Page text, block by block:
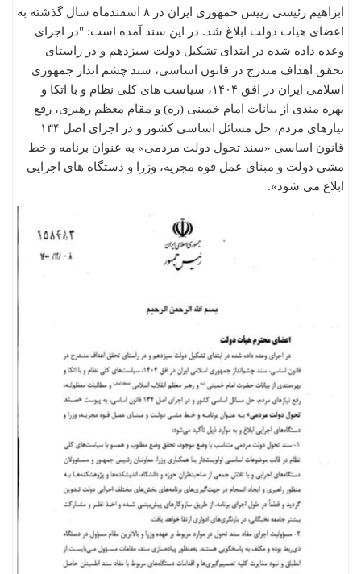
ابراهیم رئیسی رییس جمهوری ایران در ۸ اسفندماه سال گذشته به
اعضای هیات دولت ابلاغ شد. در این سند آمده است: "در اجرای
وعده داده شده در ابتدای تشکیل دولت سیزدهم و در راستای
تحقق اهداف مندرج در قانون اساسی، سند چشم انداز جمهوری
اسلامی ایران در افق ۱۴۰۴، سیاست های کلی نظام و با اتکا و
بهره مندی از بیانات امام خمینی (ره) و مقام معظم رهبری، رفع
نیازهای مردم، حل مسائل اساسی کشور و در اجرای اصل ۱۳۴
قانون اساسی «سند تحول دولت مردمی» به عنوان برنامه و خط
مشی دولت و مبنای عمل قوه مجریه، وزرا و دستگاه های اجرایی
ابلاغ می شود».